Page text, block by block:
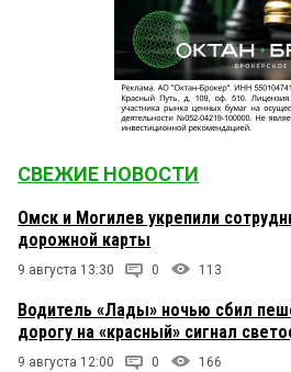
СВЕЖИЕ НОВОСТИ
Омск и Могилев укрепили
дорожной карты
9 августа 13:30 0 113
Водитель «Лады» ночью сбил
дорогу на «красный» сигнал
9 августа 12:00 0 166